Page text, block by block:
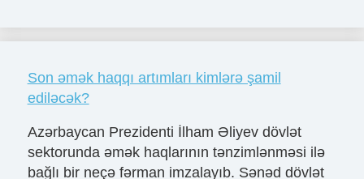
Son əmək haqqı artımları kimlərə şamil
ediləcək?
Azərbaycan Prezidenti İlham Əliyev dövlət
sektorunda əmək haqlarının tənzimlənməsi ilə
bağlı bir neçə fərman imzalayıb. Sənəd dövlət